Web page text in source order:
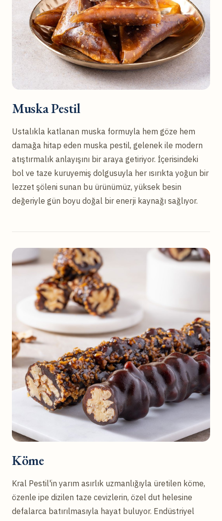
Muska Pestil
Ustalıkla katlanan muska formuyla hem göze hem
damağa hitap eden muska pestil, gelenek ile modern
atıştırmalık anlayışını bir araya getiriyor. İçerisindeki
bol ve taze kuruyemiş dolgusuyla her ısırıkta yoğun bir
lezzet şöleni sunan bu ürünümüz, yüksek besin
değeriyle gün boyu doğal bir enerji kaynağı sağlıyor.
Köme
Kral Pestil'in yarım asırlık uzmanlığıyla üretilen köme,
özenle ipe dizilen taze cevizlerin, özel dut helesine
defalarca batırılmasıyla hayat buluyor. Endüstriyel